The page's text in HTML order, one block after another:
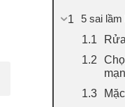
5 sai lầm